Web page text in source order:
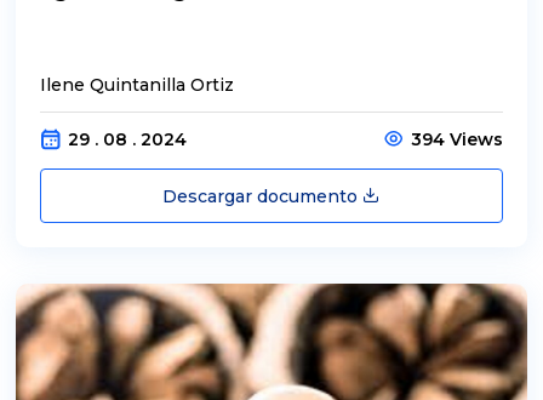
Ilene Quintanilla Ortiz
29 . 08 . 2024 394 Views
Descargar documento